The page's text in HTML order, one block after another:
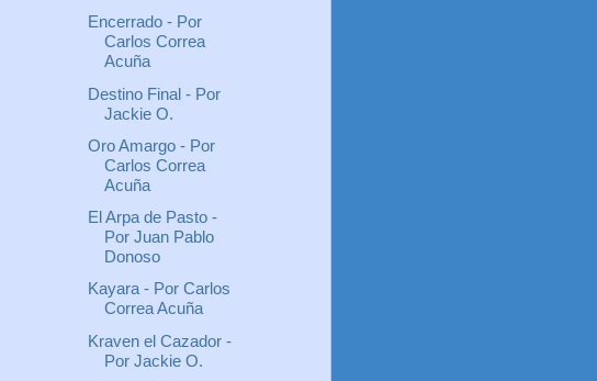
Encerrado - Por
Carlos Correa
Acuña
Destino Final - Por
Jackie O.
Oro Amargo - Por
Carlos Correa
Acuña
El Arpa de Pasto -
Por Juan Pablo
Donoso
Kayara - Por Carlos
Correa Acuña
Kraven el Cazador -
Por Jackie O.